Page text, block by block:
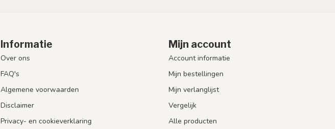
Informatie
Over ons
FAQ's
Algemene voorwaarden
Disclaimer
Privacy- en cookieverklaring
Mijn account
Account informatie
Mijn bestellingen
Mijn verlanglijst
Vergelijk
Alle producten